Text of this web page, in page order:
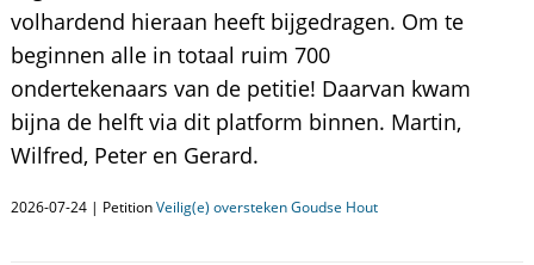
volhardend hieraan heeft bijgedragen. Om te
beginnen alle in totaal ruim 700
ondertekenaars van de petitie! Daarvan kwam
bijna de helft via dit platform binnen. Martin,
Wilfred, Peter en Gerard.
2026-07-24 | PetitionVeilig(e) oversteken Goudse Hout